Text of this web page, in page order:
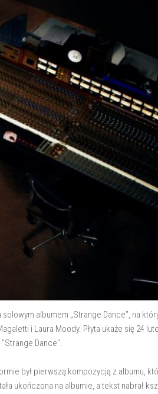
albumem „Strange Dance”, na
i Laura Moody. Płyta ukaże się 24
Dance".
był pierwszą kompozycją z albumu,
ukończona na albumie, a tekst nabrał